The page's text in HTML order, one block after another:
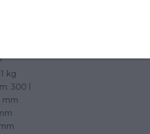
menší náklady
„svépomocí"
kg
300 l
mm